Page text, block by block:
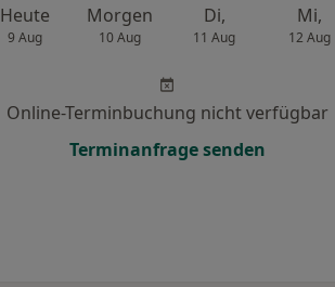
Heute
9 Aug
Morgen
10 Aug
Di,
11 Aug
Mi,
12 Aug
Online-Terminbuchung nicht verfügbar
Terminanfrage senden